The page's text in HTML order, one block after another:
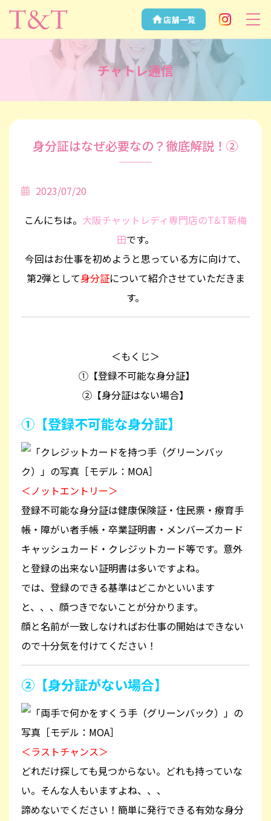
安全性NO.1
の大阪チャッ
T&T
店舗一覧
Instagram
チャトレ通信
身分証はなぜ必要なの？徹底解説！②
2023/07/20
こんにちは。 大阪チャットレディ専門店のT&T新梅
田です。
今回はお仕事を初めようと思っている方に向けて、
第2弾として身分証について紹介させていただきま
す。
＜もくじ＞
①【登録不可能な身分証】
②【身分証はない場合】
①【登録不可能な身分証】
＜ノットエントリー＞
登録不可能な身分証は健康保険証・住民票・療育手
帳・障がい者手帳・卒業証明書・メンバーズカード
キャッシュカード・クレジットカード等です。意外
と登録の出来ない証明書は多いですよね。
では、登録のできる基準はどこかといいます
と、、、顔つきでないことが分かります。
顔と名前が一致しなければお仕事の開始はできない
ので十分気を付けてください！
②【身分証がない場合】
＜ラストチャンス＞
どれだけ探しても見つからない。どれも持っていな
い。そんな人もいますよね、、、
諦めないでください！簡単に発行できる有効な身分